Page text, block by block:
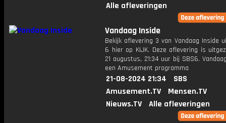
Alle afleveringen
Vandaag Inside
Bekijk aflevering 3 van Vandaag Inside
6 hier op KIJK. Deze aflevering is
21 augustus, 21:34 uur bij SBS6.
een Amusement programma
21-08-2024 21:34
SBS
Amusement.TV
Mensen.TV
Nieuws.TV
Alle afleveringen